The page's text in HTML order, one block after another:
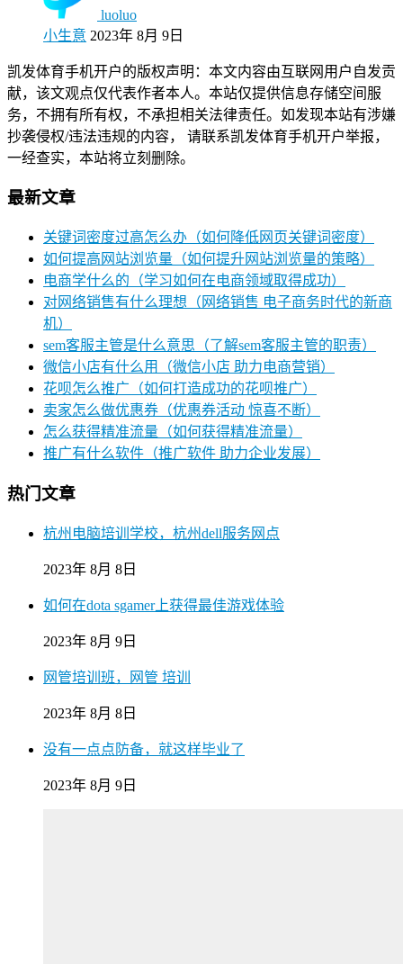
luoluo
小生意 2023年 8月 9日
凯发体育手机开户的版权声明：本文内容由互联网用户自发贡
献，该文观点仅代表作者本人。本站仅提供信息存储空间服
务，不拥有所有权，不承担相关法律责任。如发现本站有涉嫌
抄袭侵权/违法违规的内容， 请联系凯发体育手机开户举报，
一经查实，本站将立刻删除。
最新文章
关键词密度过高怎么办（如何降低网页关键词密度）
如何提高网站浏览量（如何提升网站浏览量的策略）
电商学什么的（学习如何在电商领域取得成功）
对网络销售有什么理想（网络销售 电子商务时代的新商
机）
sem客服主管是什么意思（了解sem客服主管的职责）
微信小店有什么用（微信小店 助力电商营销）
花呗怎么推广（如何打造成功的花呗推广）
卖家怎么做优惠券（优惠券活动 惊喜不断）
怎么获得精准流量（如何获得精准流量）
推广有什么软件（推广软件 助力企业发展）
热门文章
杭州电脑培训学校，杭州dell服务网点
2023年 8月 8日
如何在dota sgamer上获得最佳游戏体验
2023年 8月 9日
网管培训班，网管 培训
2023年 8月 8日
没有一点点防备，就这样毕业了
2023年 8月 9日